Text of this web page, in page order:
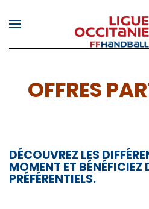
Skip to main content
OFFRES
DÉCOUVREZ LES
MOMENT ET BÉNÉFICIEZ
PRÉFÉRENTIELS.